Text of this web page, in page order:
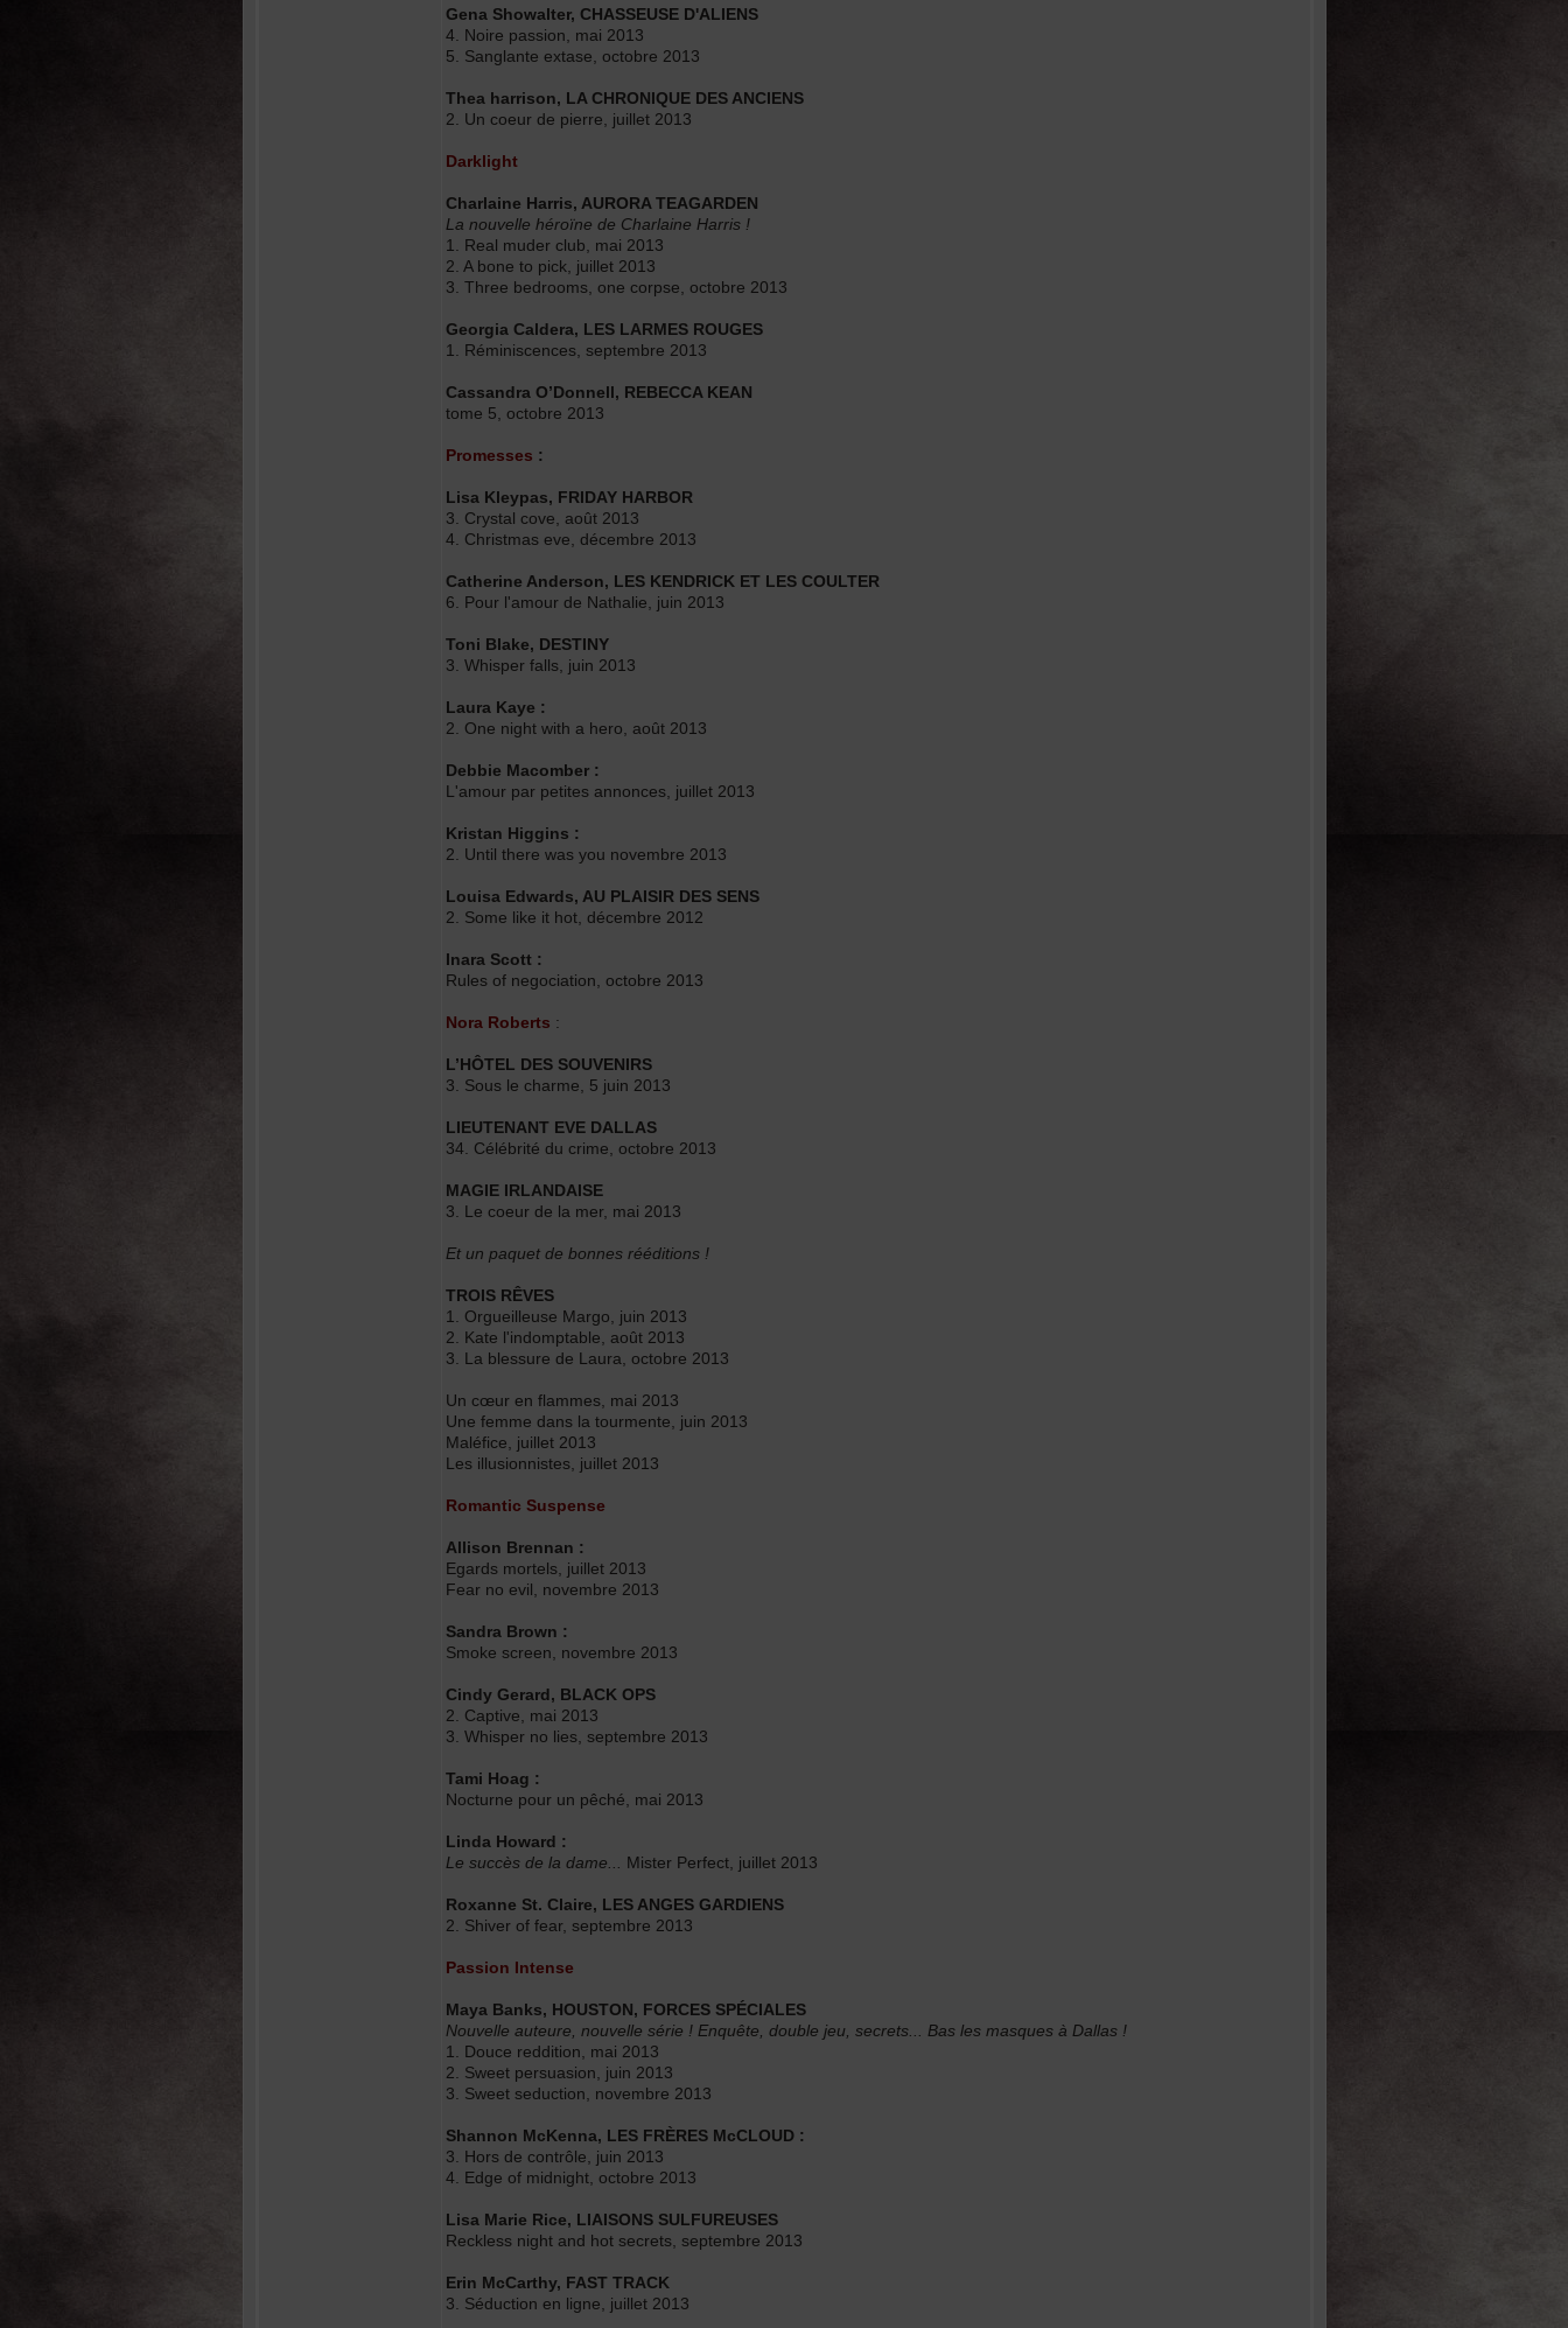
Gena Showalter, CHASSEUSE D'ALIENS
4. Noire passion, mai 2013
5. Sanglante extase, octobre 2013
Thea harrison, LA CHRONIQUE DES ANCIENS
2. Un coeur de pierre, juillet 2013
Darklight
Charlaine Harris, AURORA TEAGARDEN
La nouvelle héroïne de Charlaine Harris !
1. Real muder club, mai 2013
2. A bone to pick, juillet 2013
3. Three bedrooms, one corpse, octobre 2013
Georgia Caldera, LES LARMES ROUGES
1. Réminiscences, septembre 2013
Cassandra O’Donnell, REBECCA KEAN
tome 5, octobre 2013
Promesses :
Lisa Kleypas, FRIDAY HARBOR
3. Crystal cove, août 2013
4. Christmas eve, décembre 2013
Catherine Anderson, LES KENDRICK ET LES COULTER
6. Pour l'amour de Nathalie, juin 2013
Toni Blake, DESTINY
3. Whisper falls, juin 2013
Laura Kaye :
2. One night with a hero, août 2013
Debbie Macomber :
L'amour par petites annonces, juillet 2013
Kristan Higgins :
2. Until there was you novembre 2013
Louisa Edwards, AU PLAISIR DES SENS
2. Some like it hot, décembre 2012
Inara Scott :
Rules of negociation, octobre 2013
Nora Roberts :
L’HÔTEL DES SOUVENIRS
3. Sous le charme, 5 juin 2013
LIEUTENANT EVE DALLAS
34. Célébrité du crime, octobre 2013
MAGIE IRLANDAISE
3. Le coeur de la mer, mai 2013
Et un paquet de bonnes rééditions !
TROIS RÊVES
1. Orgueilleuse Margo, juin 2013
2. Kate l'indomptable, août 2013
3. La blessure de Laura, octobre 2013
Un cœur en flammes, mai 2013
Une femme dans la tourmente, juin 2013
Maléfice, juillet 2013
Les illusionnistes, juillet 2013
Romantic Suspense
Allison Brennan :
Egards mortels, juillet 2013
Fear no evil, novembre 2013
Sandra Brown :
Smoke screen, novembre 2013
Cindy Gerard, BLACK OPS
2. Captive, mai 2013
3. Whisper no lies, septembre 2013
Tami Hoag :
Nocturne pour un pêché, mai 2013
Linda Howard :
Le succès de la dame...
Mister Perfect, juillet 2013
Roxanne St. Claire, LES ANGES GARDIENS
2. Shiver of fear, septembre 2013
Passion Intense
Maya Banks, HOUSTON, FORCES SPÉCIALES
Nouvelle auteure, nouvelle série ! Enquête, double jeu, secrets... Bas les masques à Dallas !
1. Douce reddition, mai 2013
2. Sweet persuasion, juin 2013
3. Sweet seduction, novembre 2013
Shannon McKenna, LES FRÈRES McCLOUD :
3. Hors de contrôle, juin 2013
4. Edge of midnight, octobre 2013
Lisa Marie Rice, LIAISONS SULFUREUSES
Reckless night and hot secrets, septembre 2013
Erin McCarthy, FAST TRACK
3. Séduction en ligne, juillet 2013